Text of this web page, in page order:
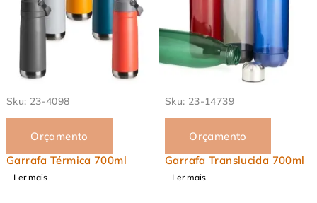
Sku: 23-4098
Orçamento
Garrafa Térmica 700ml
Ler mais
Sku: 23-14739
Orçamento
Garrafa Translucida 700ml
Ler mais